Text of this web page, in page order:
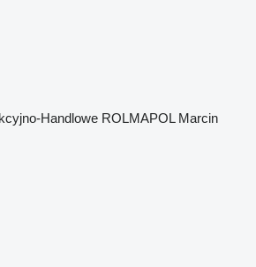
Handlowe ROLMAPOL Marcin